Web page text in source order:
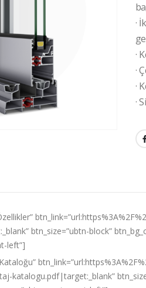
·
·
·
·
·
btn_size=”ubtn-block”
left”]
katalogu.pdf|target:_blank”